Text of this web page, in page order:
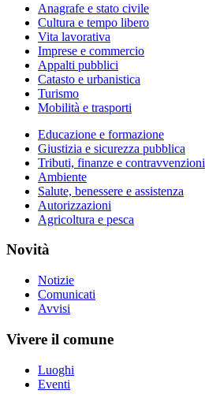
Anagrafe e stato civile
Cultura e tempo libero
Vita lavorativa
Imprese e commercio
Appalti pubblici
Catasto e urbanistica
Turismo
Mobilità e trasporti
Educazione e formazione
Giustizia e sicurezza pubblica
Tributi, finanze e contravvenzioni
Ambiente
Salute, benessere e assistenza
Autorizzazioni
Agricoltura e pesca
Novità
Notizie
Comunicati
Avvisi
Vivere il comune
Luoghi
Eventi